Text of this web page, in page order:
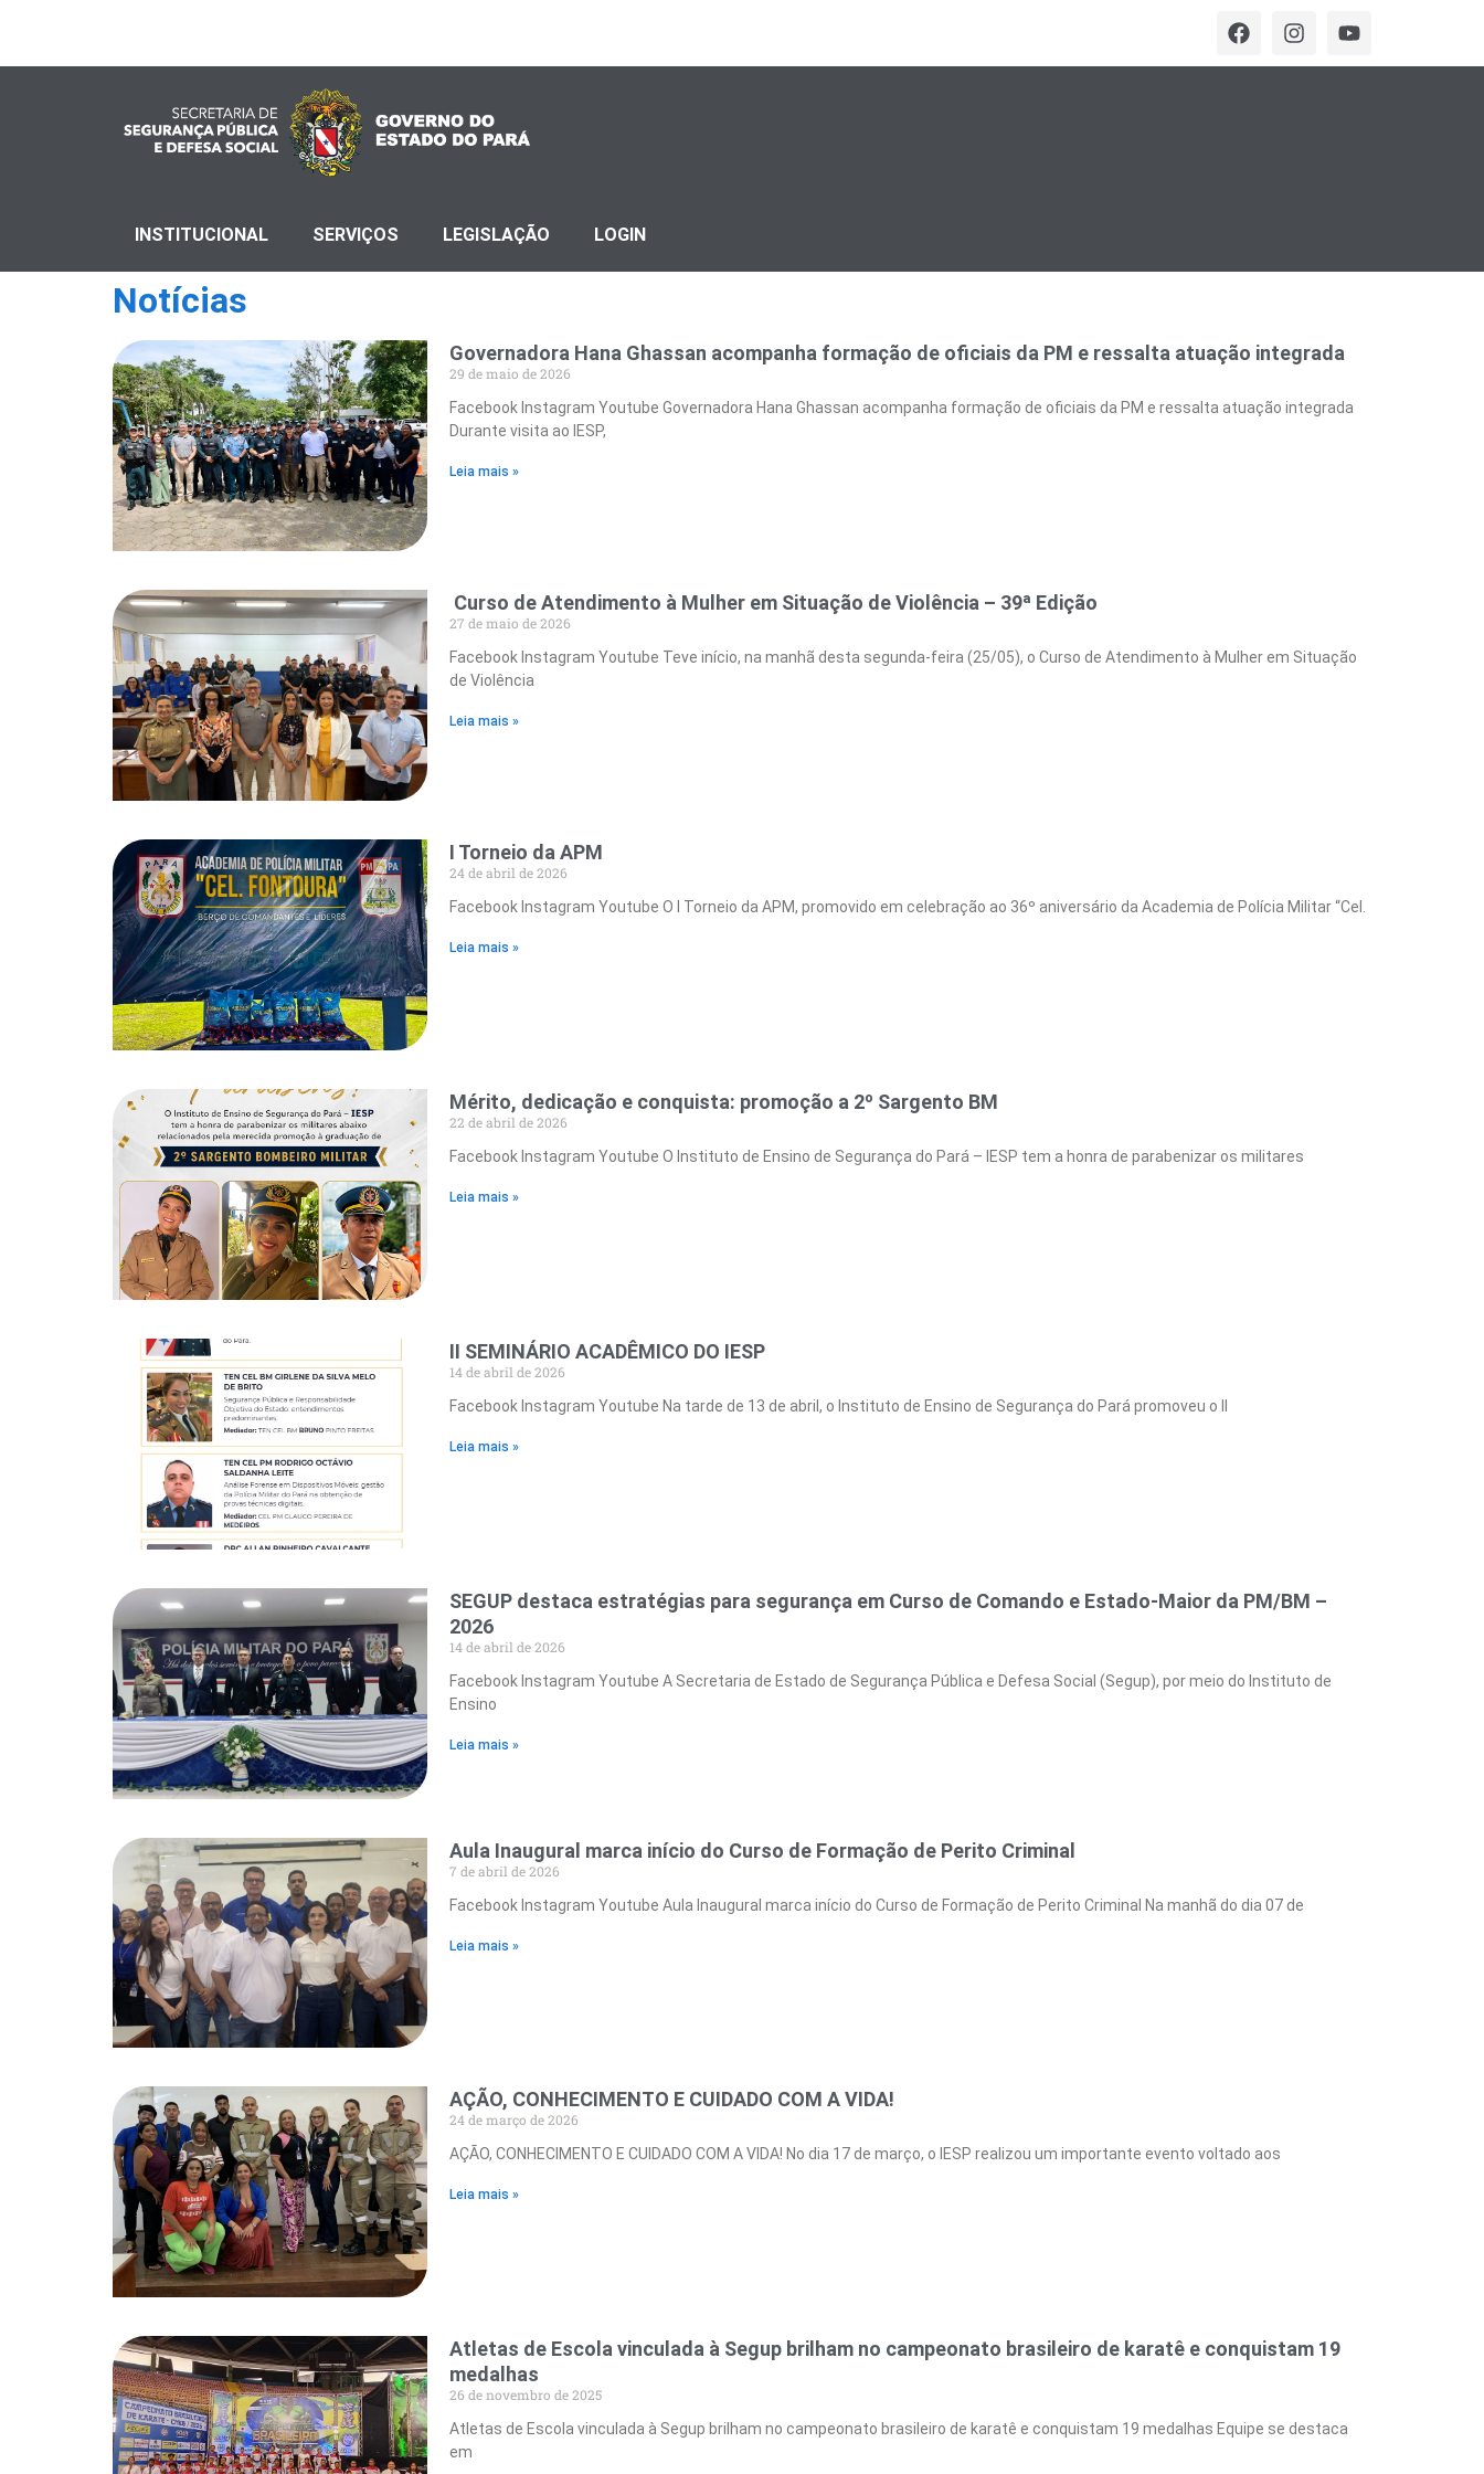
INSTITUCIONAL SERVIÇOS LEGISLAÇÃO LOGIN
Notícias
Governadora Hana Ghassan acompanha formação de oficiais da PM e ressalta atuação integrada
29 de maio de 2026
Facebook Instagram Youtube Governadora Hana Ghassan acompanha formação de oficiais da PM e ressalta atuação integrada
Durante visita ao IESP,
Leia mais »
Curso de Atendimento à Mulher em Situação de Violência – 39ª Edição
27 de maio de 2026
Facebook Instagram Youtube Teve início, na manhã desta segunda-feira (25/05), o Curso de Atendimento à Mulher em Situação
de Violência
Leia mais »
I Torneio da APM
24 de abril de 2026
Facebook Instagram Youtube O I Torneio da APM, promovido em celebração ao 36º aniversário da Academia de Polícia Militar “Cel.
Leia mais »
Mérito, dedicação e conquista: promoção a 2º Sargento BM
22 de abril de 2026
Facebook Instagram Youtube O Instituto de Ensino de Segurança do Pará – IESP tem a honra de parabenizar os militares
Leia mais »
II SEMINÁRIO ACADÊMICO DO IESP
14 de abril de 2026
Facebook Instagram Youtube Na tarde de 13 de abril, o Instituto de Ensino de Segurança do Pará promoveu o II
Leia mais »
SEGUP destaca estratégias para segurança em Curso de Comando e Estado-Maior da PM/BM –
2026
14 de abril de 2026
Facebook Instagram Youtube A Secretaria de Estado de Segurança Pública e Defesa Social (Segup), por meio do Instituto de
Ensino
Leia mais »
Aula Inaugural marca início do Curso de Formação de Perito Criminal
7 de abril de 2026
Facebook Instagram Youtube Aula Inaugural marca início do Curso de Formação de Perito Criminal Na manhã do dia 07 de
Leia mais »
AÇÃO, CONHECIMENTO E CUIDADO COM A VIDA!
24 de março de 2026
AÇÃO, CONHECIMENTO E CUIDADO COM A VIDA! No dia 17 de março, o IESP realizou um importante evento voltado aos
Leia mais »
Atletas de Escola vinculada à Segup brilham no campeonato brasileiro de karatê e conquistam 19
medalhas
26 de novembro de 2025
Atletas de Escola vinculada à Segup brilham no campeonato brasileiro de karatê e conquistam 19 medalhas Equipe se destaca
em